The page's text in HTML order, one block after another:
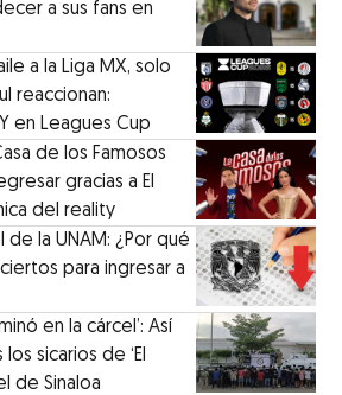
a sus fans en
a la Liga MX, solo
reaccionan:
en Leagues Cup
de los Famosos
gracias a El
del reality
de la UNAM: ¿Por qué
para ingresar a
en la cárcel’: Así
sicarios de ‘El
de Sinaloa